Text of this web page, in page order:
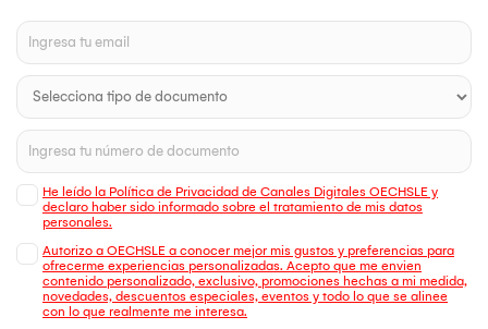
He leído la Política de Privacidad de Canales Digitales OECHSLE y
declaro haber sido informado sobre el tratamiento de mis datos
personales.
Autorizo a OECHSLE a conocer mejor mis gustos y preferencias para
ofrecerme experiencias personalizadas. Acepto que me envien
contenido personalizado, exclusivo, promociones hechas a mi medida,
novedades, descuentos especiales, eventos y todo lo que se alinee
con lo que realmente me interesa.